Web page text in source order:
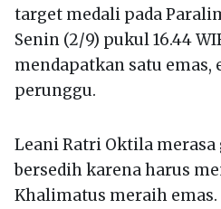
target medali pada
Senin (2/9) pukul 16.44
mendapatkan satu emas,
perunggu.
Leani Ratri Oktila
bersedih karena harus
Khalimatus meraih emas.